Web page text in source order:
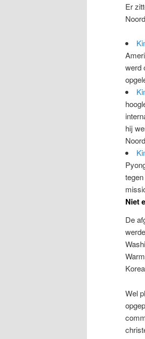
Er
werd
hij
Niet
De
Wel